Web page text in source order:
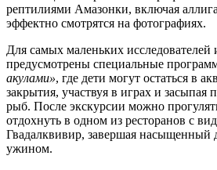
рептилиями Амазонки, включая
эффектно смотрятся на фотографиях.
Для самых маленьких исследователей
предусмотрены специальные
акулами», где дети могут остаться в
закрытия, участвуя в играх и
рыб. После экскурсии можно
отдохнуть в одном из ресторанов с
Гвадалквивир, завершая насыщенный
ужином.